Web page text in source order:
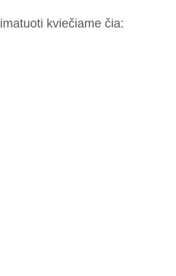
kviečiame čia: